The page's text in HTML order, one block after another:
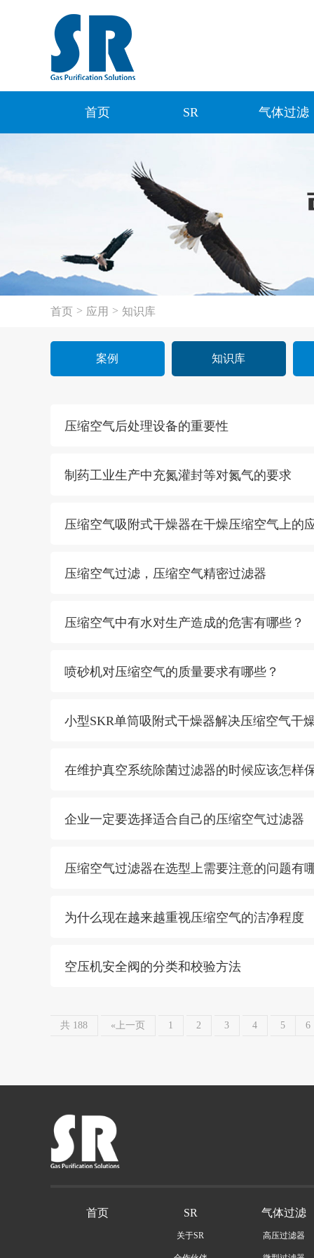
首页 SR 气体过滤
首页 > 应用 > 知识库
案例 知识库
压缩空气后处理设备的重要性
制药工业生产中充氮灌封等对氮气的要求
压缩空气吸附式干燥器在干燥压缩空气上的
压缩空气过滤，压缩空气精密过滤器
压缩空气中有水对生产造成的危害有哪些？
喷砂机对压缩空气的质量要求有哪些？
小型SKR单筒吸附式干燥器解决压缩空气干
在维护真空系统除菌过滤器的时候应该怎样
企业一定要选择适合自己的压缩空气过滤器
压缩空气过滤器在选型上需要注意的问题有
为什么现在越来越重视压缩空气的洁净程度
空压机安全阀的分类和校验方法
共 188 «上一页 1 2 3 4 5 6
首页 SR
关于SR
气体过滤
高压过滤器